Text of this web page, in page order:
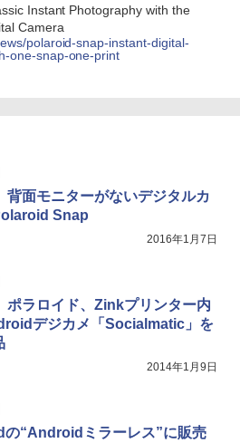
Instant Photography with the
Camera
polaroid-snap-instant-digital-
one-snap-one-print
背面モニターがないデジタルカ
Snap
2016年1月7日
ポラロイド、Zinkプリンター内
デジカメ「Socialmatic」を
2014年1月9日
の“Androidミラーレス”に販売